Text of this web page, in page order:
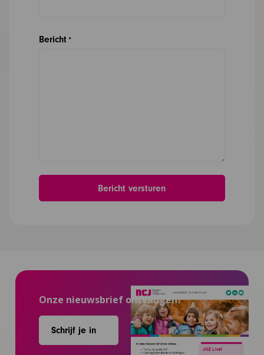
Bericht *
Onze nieuwsbrief ontvangen?
Schrijf je in